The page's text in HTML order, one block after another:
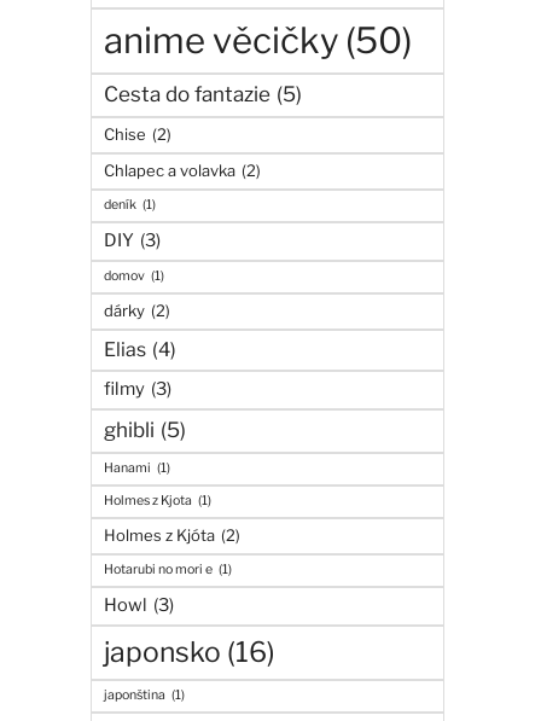
anime věcičky (50)
Cesta do fantazie (5)
Chise (2)
Chlapec a volavka (2)
deník (1)
DIY (3)
domov (1)
dárky (2)
Elias (4)
filmy (3)
ghibli (5)
Hanami (1)
Holmes z Kjota (1)
Holmes z Kjóta (2)
Hotarubi no mori e (1)
Howl (3)
japonsko (16)
japonština (1)